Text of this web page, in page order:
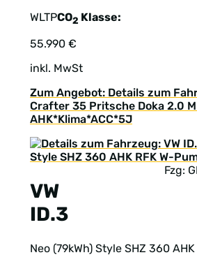
WLTPCO2 Klasse:
55.990 €
inkl. MwSt
Zum Angebot: Details zum
Crafter 35 Pritsche Doka 2.0
AHK*Klima*ACC*5J
VW
ID.3
Fzg:
Neo (79kWh) Style SHZ 360